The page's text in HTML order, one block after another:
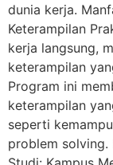
dunia kerja.
Keterampilan
kerja langsung,
keterampilan
Program ini
keterampilan
seperti
problem solving.